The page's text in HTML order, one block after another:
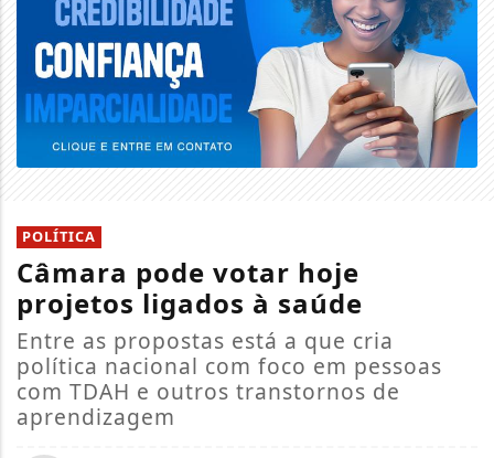
POLÍTICA
Câmara pode votar hoje
projetos ligados à saúde
Entre as propostas está a que cria
política nacional com foco em pessoas
com TDAH e outros transtornos de
aprendizagem